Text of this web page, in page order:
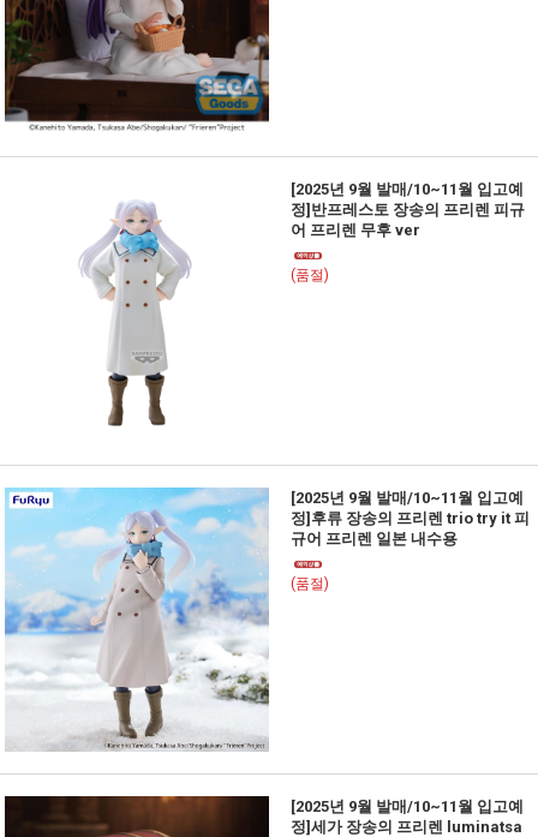
[2025년 9월 발매/10~11월 입고예
정]반프레스토 장송의 프리렌 피규
어 프리렌 무후 ver
(품절)
[2025년 9월 발매/10~11월 입고예
정]후류 장송의 프리렌 trio try it 피
규어 프리렌 일본 내수용
(품절)
[2025년 9월 발매/10~11월 입고예
정]세가 장송의 프리렌 luminatsa